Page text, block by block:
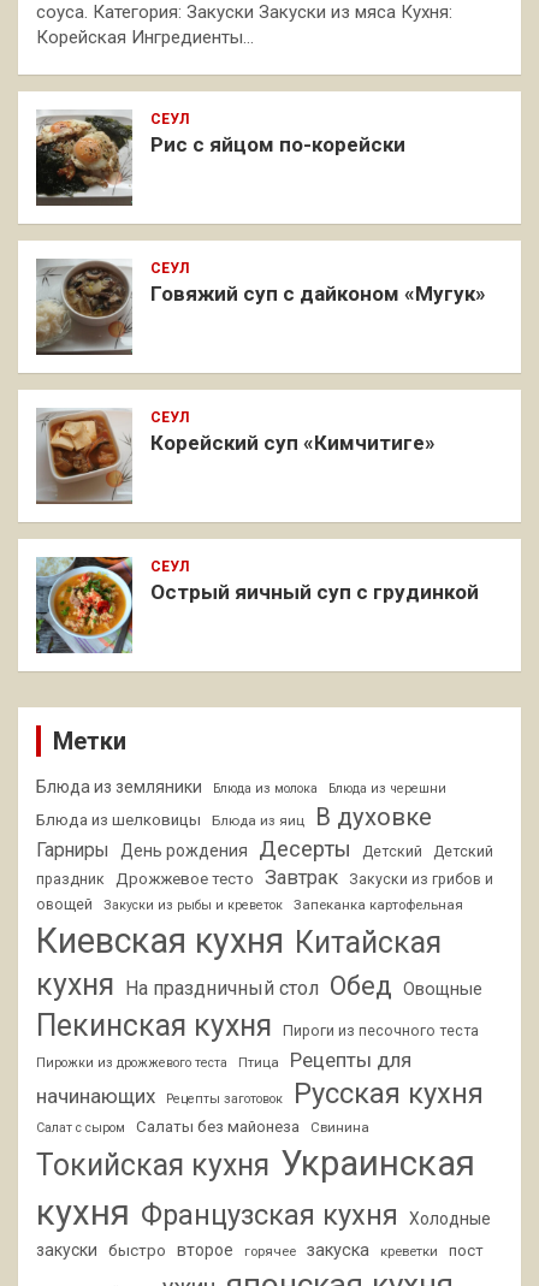
соуса. Категория: Закуски Закуски из мяса Кухня:
Корейская Ингредиенты…
СЕУЛ
Рис с яйцом по-корейски
СЕУЛ
Говяжий суп с дайконом «Мугук»
СЕУЛ
Корейский суп «Кимчитиге»
СЕУЛ
Острый яичный суп с грудинкой
Метки
Блюда из земляники Блюда из молока Блюда из черешни
Блюда из шелковицы Блюда из яиц В духовке
Гарниры День рождения Десерты Детский
Детский
праздник
Дрожжевое тесто Завтрак
Закуски из грибов и
овощей
Закуски из рыбы и креветок Запеканка картофельная
Киевская кухня Китайская
кухня
На праздничный стол Обед Овощные
Пекинская кухня Пироги из песочного теста
Пирожки из дрожжевого теста Птица
Рецепты для
начинающих
Рецепты заготовок Русская кухня
Салат с сыром Салаты без майонеза Свинина
Токийская кухня Украинская
кухня Французская кухня
Холодные
закуски
быстро второе горячее закуска креветки пост